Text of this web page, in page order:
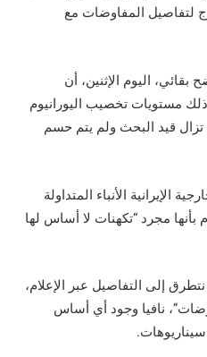
لتفاصيل المفاوضات مع
بقائي، اليوم الإثنين، أن
ذلك مستويات تخصيب اليورانيوم
تزال قيد البحث ولم يتم حسم
الإيرانية الأنباء المتداولة
مجرد “تكهنات لا أساس لها
إلى التفاصيل عبر الإعلام،
نافيا وجود أي أساس